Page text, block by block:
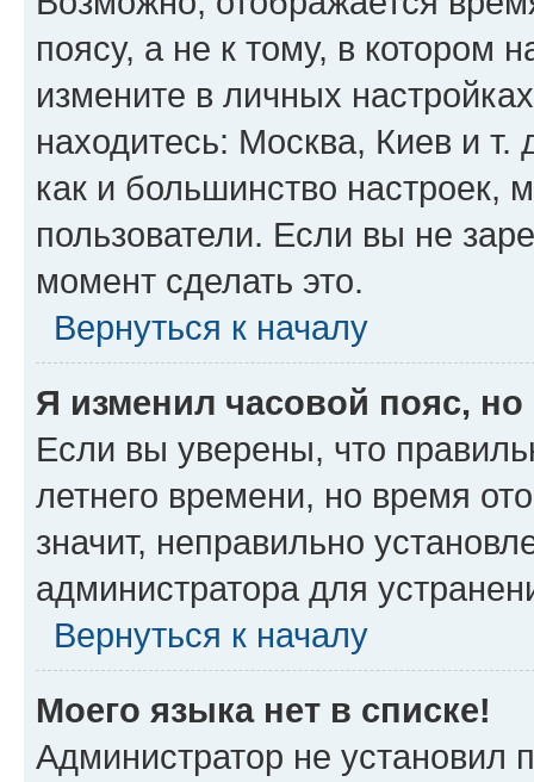
поясу, а не к тому, в котором
измените в личных
находитесь: Москва, Киев и т.
как и большинство настроек,
пользователи. Если вы не
момент сделать это.
Вернуться к началу
Я изменил часовой пояс,
Если вы уверены, что
летнего времени, но время
значит, неправильно
администратора для
Вернуться к началу
Моего языка нет в списке!
Администратор не установил